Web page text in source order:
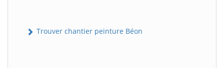
Trouver chantier peinture Béon